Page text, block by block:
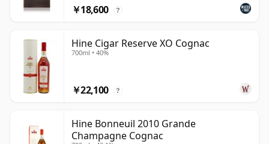
￥18,600 ?
Hine Cigar Reserve XO Cognac
700ml • 40%
￥22,100 ?
Hine Bonneuil 2010 Grande
Champagne Cognac